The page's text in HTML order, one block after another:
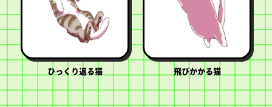
ひっくり返る猫 飛びかかる猫